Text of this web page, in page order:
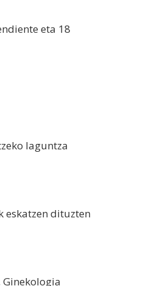
eta 18
laguntza
eskatzen dituzten